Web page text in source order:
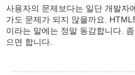
사용자의 문제보다는 일단 개발자
가도 문제가 되지 않을까요.
이라는 말에는 정말 동감합니다.
으면 합니다.